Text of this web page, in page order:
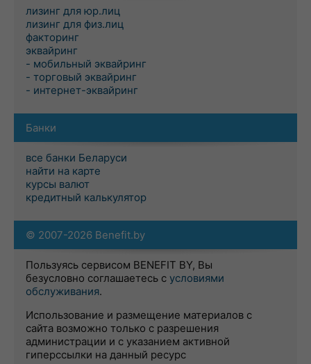
лизинг для юр.лиц
лизинг для физ.лиц
факторинг
эквайринг
- мобильный эквайринг
- торговый эквайринг
- интернет-эквайринг
Банки
все банки Беларуси
найти на карте
курсы валют
кредитный калькулятор
© 2007-2026 Benefit.by
Пользуясь сервисом BENEFIT BY, Вы
безусловно соглашаетесь с условиями
обслуживания.
Использование и размещение материалов с
сайта возможно только с разрешения
администрации и с указанием активной
гиперссылки на данный ресурс